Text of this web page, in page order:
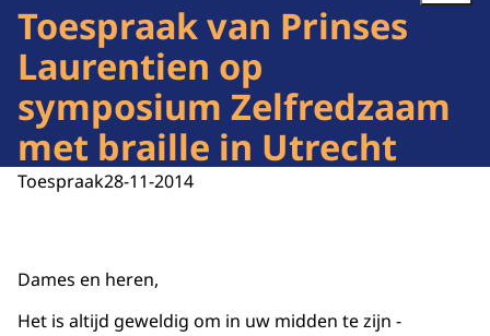
Toespraak van Prinses
Laurentien op
symposium Zelfredzaam
met braille in Utrecht
Toespraak28-11-2014
Dames en heren,
Het is altijd geweldig om in uw midden te zijn -